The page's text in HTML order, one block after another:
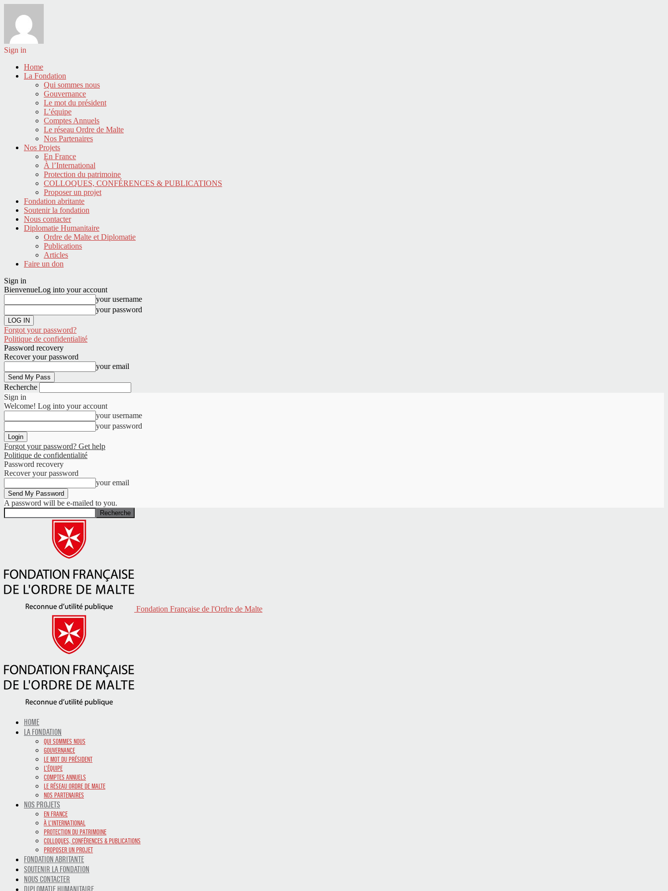
Sign in
Home
La Fondation
Qui sommes nous
Gouvernance
Le mot du président
L’équipe
Comptes Annuels
Le réseau Ordre de Malte
Nos Partenaires
Nos Projets
En France
À l’International
Protection du patrimoine
COLLOQUES, CONFÉRENCES & PUBLICATIONS
Proposer un projet
Fondation abritante
Soutenir la fondation
Nous contacter
Diplomatie Humanitaire
Ordre de Malte et Diplomatie
Publications
Articles
Faire un don
Sign in
BienvenueLog into your account
your username
your password
Forgot your password?
Politique de confidentialité
Password recovery
Recover your password
your email
Recherche
Sign in
Welcome! Log into your account
your username
your password
Forgot your password? Get help
Politique de confidentialité
Password recovery
Recover your password
your email
A password will be e-mailed to you.
Fondation Française de l'Ordre de Malte
HOME
LA FONDATION
QUI SOMMES NOUS
GOUVERNANCE
LE MOT DU PRÉSIDENT
L’ÉQUIPE
COMPTES ANNUELS
LE RÉSEAU ORDRE DE MALTE
NOS PARTENAIRES
NOS PROJETS
EN FRANCE
À L’INTERNATIONAL
PROTECTION DU PATRIMOINE
COLLOQUES, CONFÉRENCES & PUBLICATIONS
PROPOSER UN PROJET
FONDATION ABRITANTE
SOUTENIR LA FONDATION
NOUS CONTACTER
DIPLOMATIE HUMANITAIRE